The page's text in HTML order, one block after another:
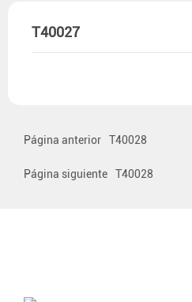
T40027
Página anterior T40028
Página siguiente T40028